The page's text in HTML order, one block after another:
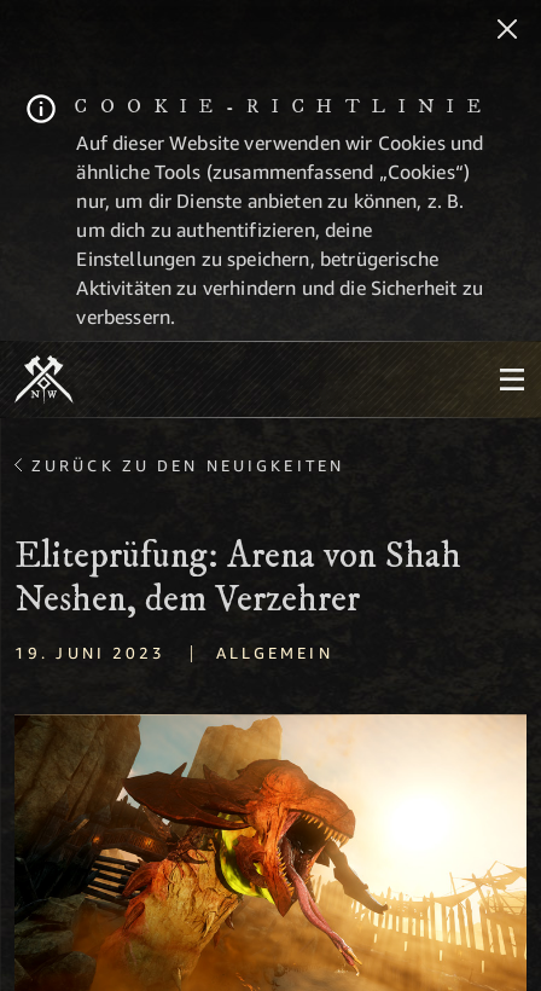
COOKIE-RICHTLINIE
Auf dieser Website verwenden wir Cookies und
ähnliche Tools (zusammenfassend „Cookies“)
nur, um dir Dienste anbieten zu können, z. B.
um dich zu authentifizieren, deine
Einstellungen zu speichern, betrügerische
Aktivitäten zu verhindern und die Sicherheit zu
verbessern.
ZURÜCK ZU DEN NEUIGKEITEN
Eliteprüfung: Arena von Shah
Neshen, dem Verzehrer
19. JUNI 2023 | ALLGEMEIN